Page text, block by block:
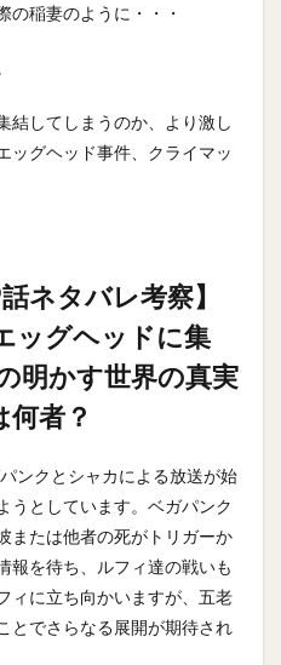
の稲妻のように・・・
結してしまうのか、より激し
ッグヘッド事件、クライマッ
ネタバレ考察】
ッグヘッドに集
明かす世界の真実
者？
ンクとシャカによる放送が始
うとしています。ベガパンク
または他者の死がトリガーか
報を待ち、ルフィ達の戦いも
ィに立ち向かいますが、五老
とでさらなる展開が期待され